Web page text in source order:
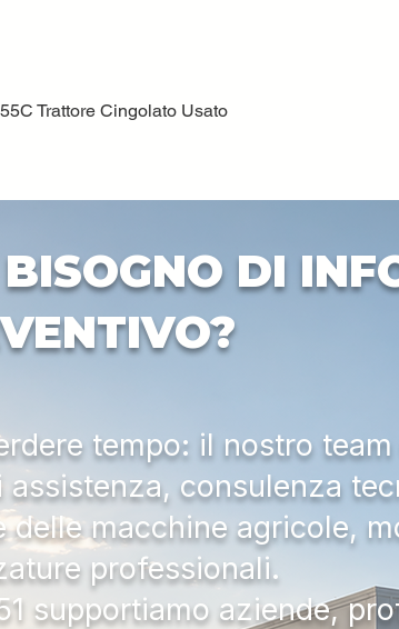
Trattore Cingolato Usato
DI
tempo: il nostro
consulenza
delle macchine agricole,
professionali.
supportiamo aziende,